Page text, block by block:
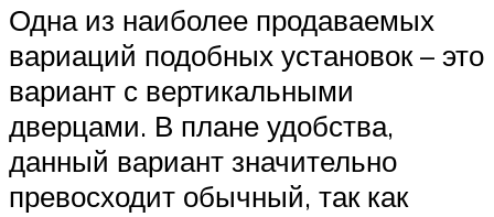
Одна из наиболее продаваемых
вариаций подобных установок – это
вариант с вертикальными
дверцами. В плане удобства,
данный вариант значительно
превосходит обычный, так как